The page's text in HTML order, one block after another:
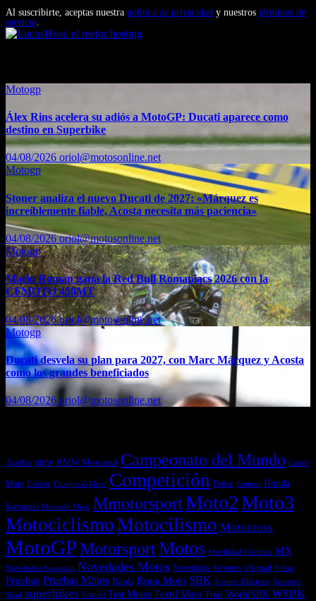
Al suscribirte, aceptas nuestra política de privacidad y nuestros términos de
servicio.
Motogp
Álex Rins acelera su adiós a MotoGP: Ducati aparece como
destino en Superbike
04/08/2026 oriol@motosonline.net
Motogp
Stoner analiza el nuevo Ducati de 2027: «Márquez es
increíblemente fiable, Acosta necesita más paciencia»
04/08/2026oriol@motosonline.net
Motogp
Mario Román gana la Red Bull Romaniacs 2026 con la
CFMOTO 450MT
04/08/2026oriol@motosonline.net
Motogp
Ducati desvela su plan para 2027, con Marc Márquez y Acosta
como los grandes beneficiados
04/08/2026 oriol@motosonline.net
Acerbis BMW BMW Motorrad Campeonato del Mundo Casco
Moto Cascos Chaquetas Moto Competición Dakar Enduro Honda
Kawasaki Mercado Moto MmotorsportMoto2Moto3
MotociclismoMotocilismo Motocross
MotoGPMotorsportMotos Movilidad Eléctrica MX
Novedades Kawasaki Novedades Motos Novedades Scooters off-road Polini
Pruebas Pruebas Motos Raids Ropa Moto SBK Scooter Eléctrico Scooters
Shad superbikes Suzuki Test Motos Textil Moto Trial WorldSBK WSBK